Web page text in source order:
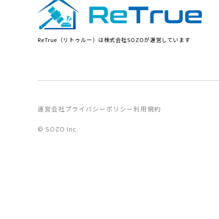
ReTrue（リトゥルー）は株式会社SOZOが運営しています
運営会社プライバシーポリシー利用規約
© SOZO Inc.